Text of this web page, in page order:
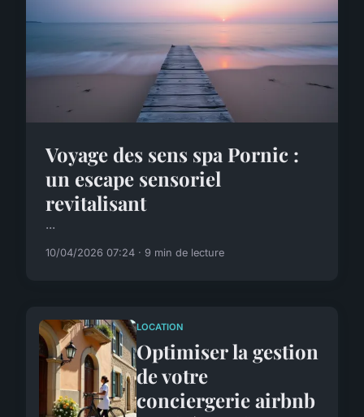
Voyage des sens spa Pornic :
un escape sensoriel
revitalisant
...
10/04/2026 07:24 · 9 min de lecture
LOCATION
Optimiser la gestion
de votre
conciergerie airbnb